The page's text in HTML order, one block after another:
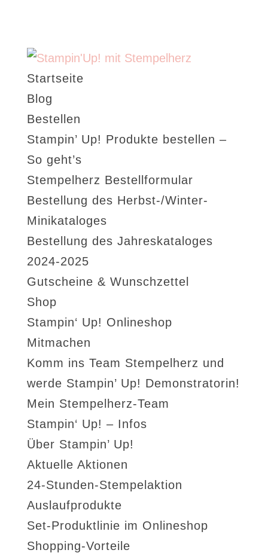
Startseite
Blog
Bestellen
Stampin’ Up! Produkte bestellen –
So geht’s
Stempelherz Bestellformular
Bestellung des Herbst-/Winter-
Minikataloges
Bestellung des Jahreskataloges
2024-2025
Gutscheine & Wunschzettel
Shop
Stampin‘ Up! Onlineshop
Mitmachen
Komm ins Team Stempelherz und
werde Stampin’ Up! Demonstratorin!
Mein Stempelherz-Team
Stampin‘ Up! – Infos
Über Stampin’ Up!
Aktuelle Aktionen
24-Stunden-Stempelaktion
Auslaufprodukte
Set-Produktlinie im Onlineshop
Shopping-Vorteile